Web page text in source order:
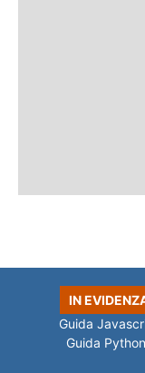
IN
Guida
Guida Python